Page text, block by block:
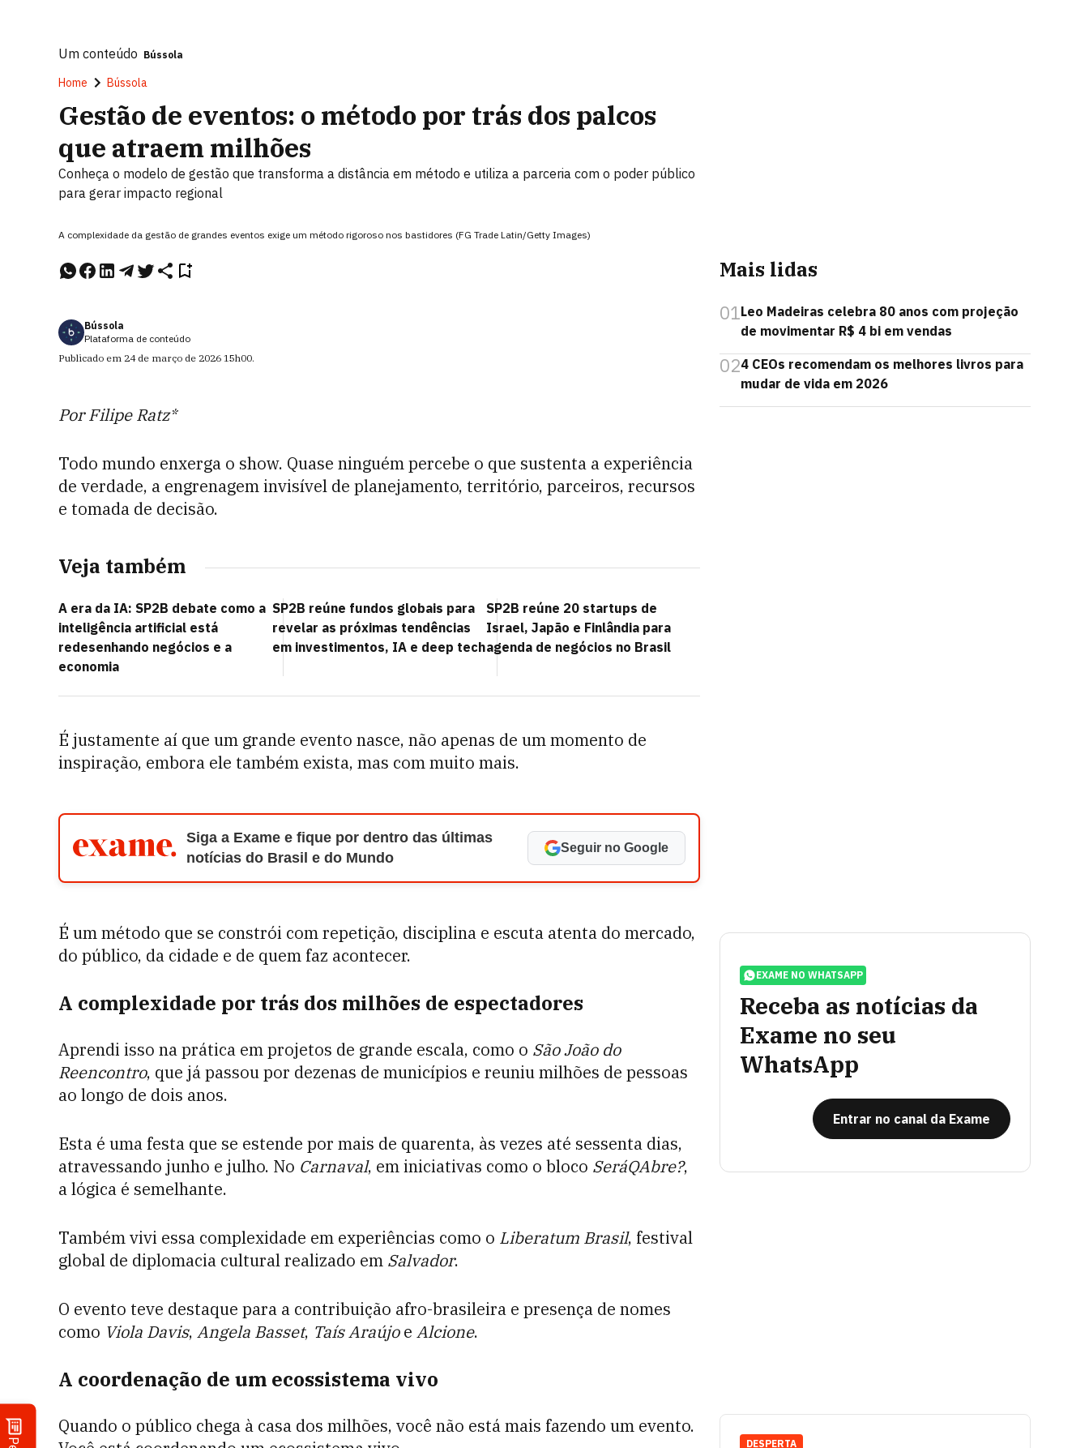
Um conteúdo Bússola
Home Bússola
Gestão de eventos: o método por trás dos palcos
que atraem milhões
Conheça o modelo de gestão que transforma a distância em método e utiliza a parceria com o poder público
para gerar impacto regional
A complexidade da gestão de grandes eventos exige um método rigoroso nos bastidores (FG Trade Latin/Getty Images)
Bússola
Plataforma de conteúdo
Publicado em 24 de março de 2026 15h00.
Por Filipe Ratz*
Todo mundo enxerga o show. Quase ninguém percebe o que sustenta a experiência
de verdade, a engrenagem invisível de planejamento, território, parceiros, recursos
e tomada de decisão.
Veja também
A era da IA: SP2B debate como a
inteligência artificial está
redesenhando negócios e a
economia
SP2B reúne fundos globais para
revelar as próximas tendências
em investimentos, IA e deep tech
SP2B reúne 20 startups de
Israel, Japão e Finlândia para
agenda de negócios no Brasil
É justamente aí que um grande evento nasce, não apenas de um momento de
inspiração, embora ele também exista, mas com muito mais.
Siga a Exame e fique por dentro das últimas
notícias do Brasil e do Mundo
Seguir no Google
É um método que se constrói com repetição, disciplina e escuta atenta do mercado,
do público, da cidade e de quem faz acontecer.
A complexidade por trás dos milhões de espectadores
Aprendi isso na prática em projetos de grande escala, como o São João do
Reencontro, que já passou por dezenas de municípios e reuniu milhões de pessoas
ao longo de dois anos.
Esta é uma festa que se estende por mais de quarenta, às vezes até sessenta dias,
atravessando junho e julho. No Carnaval, em iniciativas como o bloco SeráQAbre?,
a lógica é semelhante.
Também vivi essa complexidade em experiências como o Liberatum Brasil, festival
global de diplomacia cultural realizado em Salvador.
O evento teve destaque para a contribuição afro-brasileira e presença de nomes
como Viola Davis, Angela Basset, Taís Araújoe Alcione.
A coordenação de um ecossistema vivo
Quando o público chega à casa dos milhões, você não está mais fazendo um evento.
Mais lidas
01Leo Madeiras celebra 80 anos com projeção
de movimentar R$ 4 bi em vendas
024 CEOs recomendam os melhores livros para
mudar de vida em 2026
EXAME NO WHATSAPP
Receba as notícias da
Exame no seu
WhatsApp
Entrar no canal da Exame
DESPERTA